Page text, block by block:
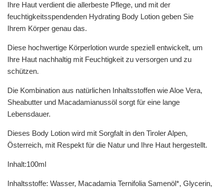
Ihre Haut verdient die allerbeste Pflege, und mit der
feuchtigkeitsspendenden Hydrating Body Lotion geben Sie
Ihrem Körper genau das.
Diese hochwertige Körperlotion wurde speziell entwickelt, um
Ihre Haut nachhaltig mit Feuchtigkeit zu versorgen und zu
schützen.
Die Kombination aus natürlichen Inhaltsstoffen wie Aloe Vera,
Sheabutter und Macadamianussöl sorgt für eine lange
Lebensdauer.
Dieses Body Lotion wird mit Sorgfalt in den Tiroler Alpen,
Österreich, mit Respekt für die Natur und Ihre Haut hergestellt.
Inhalt:100ml
Inhaltsstoffe: Wasser, Macadamia Ternifolia Samenöl*, Glycerin,